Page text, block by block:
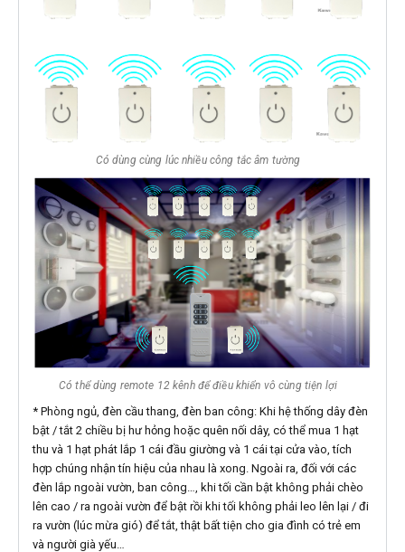
Có dùng cùng lúc nhiều công tắc âm tường
Có thể dùng remote 12 kênh để điều khiển vô cùng tiện lợi
* Phòng ngủ, đèn cầu thang, đèn ban công: Khi hệ thống dây đèn
bật / tắt 2 chiều bị hư hỏng hoặc quên nối dây, có thể mua 1 hạt
thu và 1 hạt phát lắp 1 cái đầu giường và 1 cái tại cửa vào, tích
hợp chúng nhận tín hiệu của nhau là xong. Ngoài ra, đối với các
đèn lắp ngoài vườn, ban công…, khi tối cần bật không phải chèo
lên cao / ra ngoài vườn để bật rồi khi tối không phải leo lên lại / đi
ra vườn (lúc mừa gió) để tắt, thật bất tiện cho gia đình có trẻ em
và người già yếu…